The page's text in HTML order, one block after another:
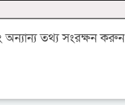
তথ্য সংরক্ষন করুন